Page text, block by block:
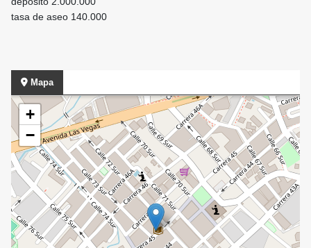
tasa de aseo 140.000
Mapa
+
−